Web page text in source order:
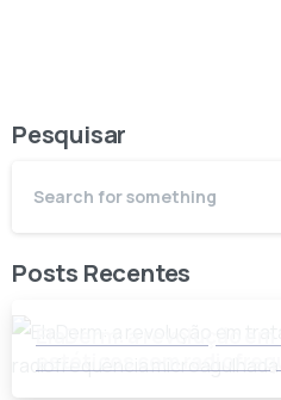
Pesquisar
Posts Recentes